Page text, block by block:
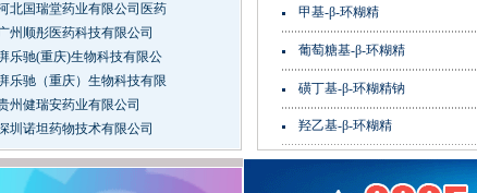
北国瑞堂药业有限公司医药
州顺彤医药科技有限公司
乐驰(重庆)生物科技有限公
乐驰（重庆）生物科技有限
州健瑞安药业有限公司
圳诺坦药物技术有限公司
甲基-β-环糊精
葡萄糖基-β-环糊精
磺丁基-β-环糊精钠
羟乙基-β-环糊精